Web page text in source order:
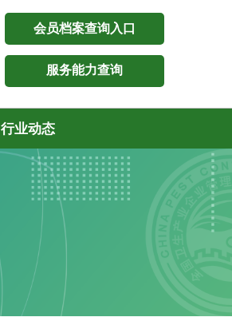
服务能力查询
会员档案查询入口
行业动态